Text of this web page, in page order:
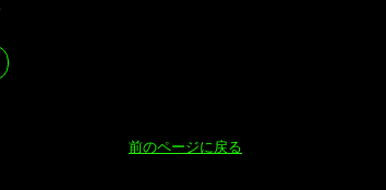
前のページに戻る